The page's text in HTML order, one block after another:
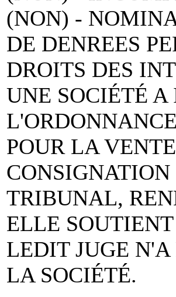
(NON) -
DE DENREES
DROITS DES
UNE SOCIÉTÉ A
POUR LA
TRIBUNAL,
ELLE
LEDIT JUGE
LA SOCIÉTÉ.